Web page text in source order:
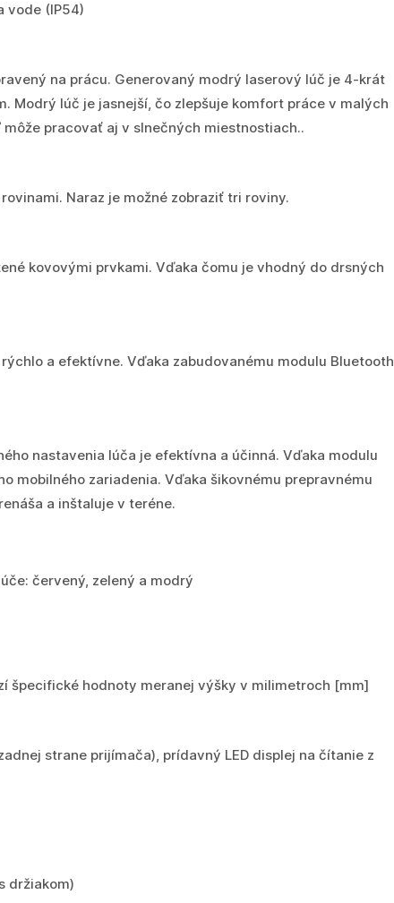
vode (IP54)
na prácu. Generovaný modrý laserový lúč je 4-krát
Modrý lúč je jasnejší, čo zlepšuje komfort práce v malých
pracovať aj v slnečných miestnostiach..
Naraz je možné zobraziť tri roviny.
kovovými prvkami. Vďaka čomu je vhodný do drsných
a efektívne. Vďaka zabudovanému modulu Bluetooth
nastavenia lúča je efektívna a účinná. Vďaka modulu
mobilného zariadenia. Vďaka šikovnému prepravnému
a inštaluje v teréne.
červený, zelený a modrý
špecifické hodnoty meranej výšky v milimetroch [mm]
strane prijímača), prídavný LED displej na čítanie z
držiakom)